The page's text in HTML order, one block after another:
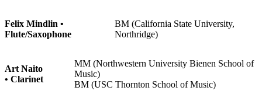
Felix Mindlin •
Flute/Saxophone
BM (California State University,
Northridge)
Art Naito
• Clarinet
MM (Northwestern University Bienen School of
Music)
BM (USC Thornton School of Music)